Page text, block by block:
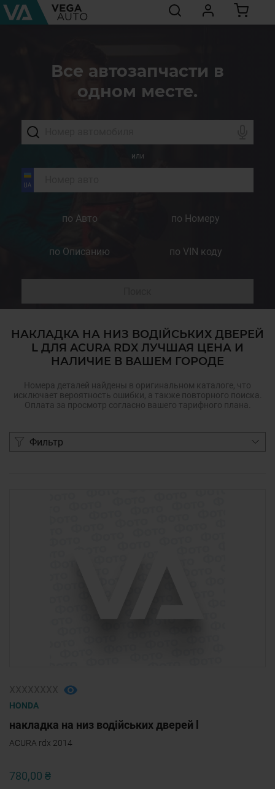
Все автозапчасти в
одном месте.
или
по Авто по Номеру
по Описанию по VIN коду
НАКЛАДКА НА НИЗ ВОДІЙСЬКИХ ДВЕРЕЙ
L ДЛЯ ACURA RDX ЛУЧШАЯ ЦЕНА И
НАЛИЧИЕ В ВАШЕМ ГОРОДЕ
Номера деталей найдены в оригинальном каталоге, что
исключает вероятность ошибки, а также повторного поиска.
Оплата за просмотр согласно вашего тарифного плана.
Фильтр
HONDA
накладка на низ водійських дверей l
ACURA rdx 2014
780,00 ₴